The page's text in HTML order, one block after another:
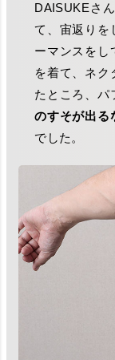
DAISUKEさ
て、宙返りを
ーマンスをし
を着て、ネク
たところ、パ
のすそが出る
でした。